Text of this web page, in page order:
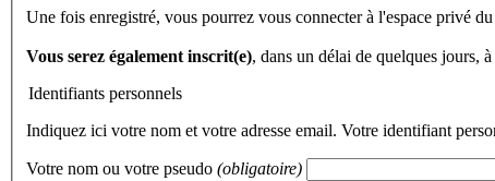
Une fois enregistré, vous pourrez vous connecter à l'espace privé
Vous serez également inscrit(e), dans un délai de quelques jours, à
Identifiants personnels
Indiquez ici votre nom et votre adresse email. Votre identifiant
Votre nom ou votre pseudo (obligatoire)